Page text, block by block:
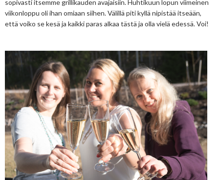
sopivasti itsemme grillikauden avajaisiin. Huhtikuun lopun viimeinen
viikonloppu oli ihan omiaan siihen. Välillä piti kyllä nipistää itseään,
että voiko se kesä ja kaikki paras alkaa tästä ja olla vielä edessä. Voi!